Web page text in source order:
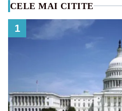
CELE MAI CITITE
1